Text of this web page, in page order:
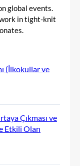
global events.
in tight-knit
(İlkokullar ve
Çıkması ve
Etkili Olan